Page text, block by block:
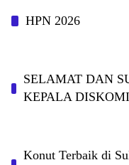
HPN 2026
SELAMAT DAN
KEPALA
Konut Terbaik di